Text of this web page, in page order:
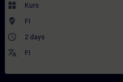
widgets Kurs
where_to_vote FI
access_time 2 days
translate FI